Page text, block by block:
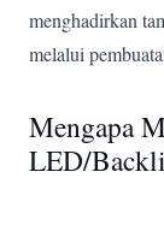
menghadirkan
melalui
Mengapa
LED/